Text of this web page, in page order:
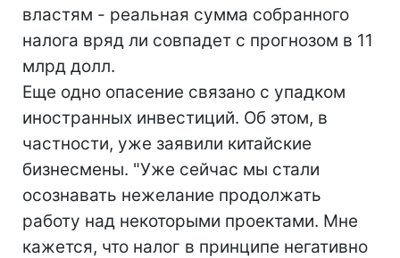
властям - реальная сумма собранного
налога вряд ли совпадет с прогнозом в 11
млрд долл.
Еще одно опасение связано с упадком
иностранных инвестиций. Об этом, в
частности, уже заявили китайские
бизнесмены. "Уже сейчас мы стали
осознавать нежелание продолжать
работу над некоторыми проектами. Мне
кажется, что налог в принципе негативно